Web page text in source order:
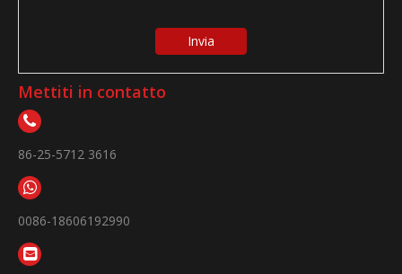
Invia
Mettiti in contatto
86-25-5712 3616
0086-18606192990